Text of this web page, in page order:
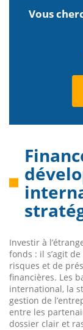
Vous
Investir à
fonds : il s’agit
risques et de
financières. Les
international, la
gestion de
entre les
dossier clair et